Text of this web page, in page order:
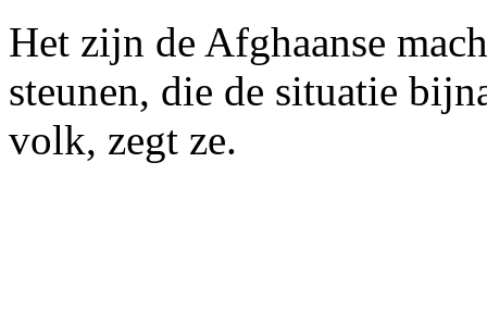
Het zijn de Afghaanse
steunen, die de situatie
volk, zegt ze.